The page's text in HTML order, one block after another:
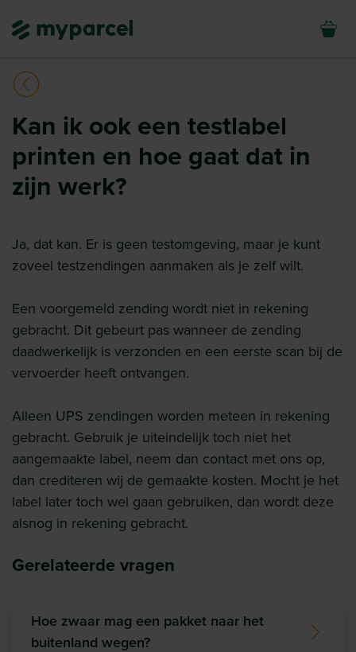
Kan ik ook een testlabel
printen en hoe gaat dat in
zijn werk?
Ja, dat kan. Er is geen testomgeving, maar je kunt
zoveel testzendingen aanmaken als je zelf wilt.
Een voorgemeld zending wordt niet in rekening
gebracht. Dit gebeurt pas wanneer de zending
daadwerkelijk is verzonden en een eerste scan bij de
vervoerder heeft ontvangen.
Alleen UPS zendingen worden meteen in rekening
gebracht. Gebruik je uiteindelijk toch niet het
aangemaakte label, neem dan contact met ons op,
dan crediteren wij de gemaakte kosten. Mocht je het
label later toch wel gaan gebruiken, dan wordt deze
alsnog in rekening gebracht.
Gerelateerde vragen
Hoe zwaar mag een pakket naar het
buitenland wegen?